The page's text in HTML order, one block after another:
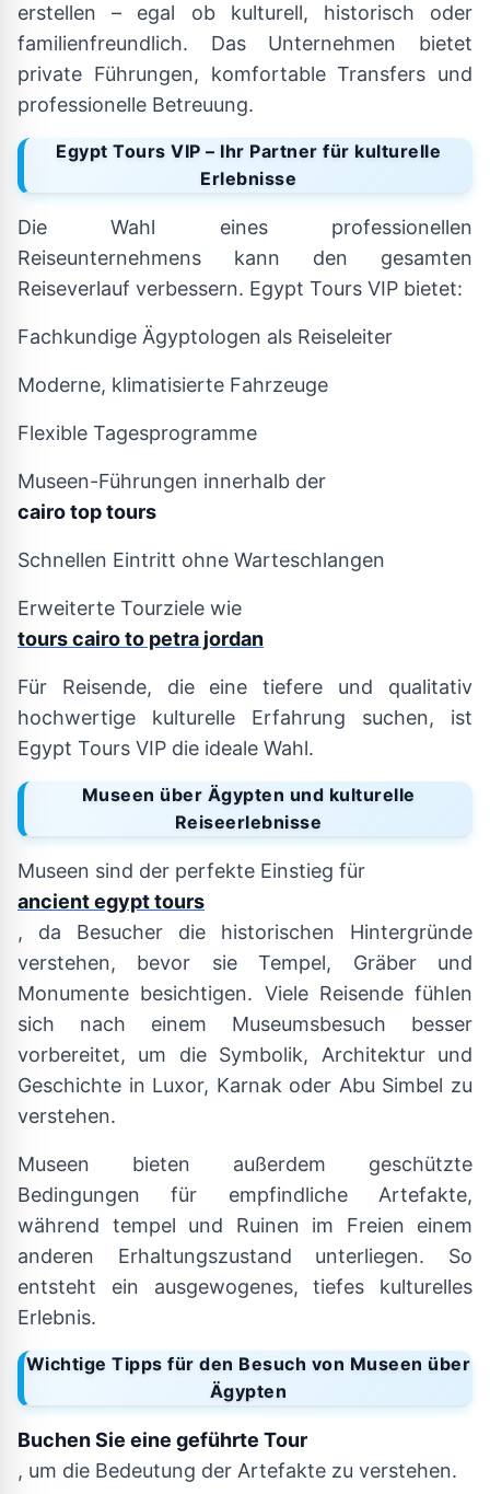
erstellen – egal ob kulturell, historisch oder
familienfreundlich. Das Unternehmen bietet
private Führungen, komfortable Transfers und
professionelle Betreuung.
Egypt Tours VIP – Ihr Partner für kulturelle
Erlebnisse
Die Wahl eines professionellen
Reiseunternehmens kann den gesamten
Reiseverlauf verbessern. Egypt Tours VIP bietet:
Fachkundige Ägyptologen als Reiseleiter
Moderne, klimatisierte Fahrzeuge
Flexible Tagesprogramme
Museen-Führungen innerhalb der
cairo top tours
Schnellen Eintritt ohne Warteschlangen
Erweiterte Tourziele wie
tours cairo to petra jordan
Für Reisende, die eine tiefere und qualitativ
hochwertige kulturelle Erfahrung suchen, ist
Egypt Tours VIP die ideale Wahl.
Museen über Ägypten und kulturelle
Reiseerlebnisse
Museen sind der perfekte Einstieg für
ancient egypt tours
, da Besucher die historischen Hintergründe
verstehen, bevor sie Tempel, Gräber und
Monumente besichtigen. Viele Reisende fühlen
sich nach einem Museumsbesuch besser
vorbereitet, um die Symbolik, Architektur und
Geschichte in Luxor, Karnak oder Abu Simbel zu
verstehen.
Museen bieten außerdem geschützte
Bedingungen für empfindliche Artefakte,
während tempel und Ruinen im Freien einem
anderen Erhaltungszustand unterliegen. So
entsteht ein ausgewogenes, tiefes kulturelles
Erlebnis.
Wichtige Tipps für den Besuch von Museen über
Ägypten
Buchen Sie eine geführte Tour
, um die Bedeutung der Artefakte zu verstehen.